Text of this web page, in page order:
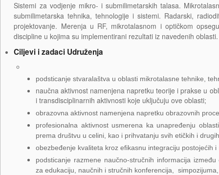
Sistemi za vodjenje mikro- i submilimetarskih talasa.
submilimetarska tehnika, tehnologije i sistemi. Radarski,
projektovanje. Merenja u RF, mikrotalasnom i optičkom
discipline u kojima su implementirani rezultati iz navedenih oblasti.
Ciljevi i zadaci Udruženja
podsticanje stvaralaštva u oblasti mikrotalasne tehnike,
naučna aktivnost namenjena napretku teorije i prakse u
i transdisciplinarnih aktivnosti koje uključuju ove oblasti;
obrazovna aktivnost namenjena napretku obrazovnih
profesionalna aktivnost usmerena ka unapređenju
prema društvu u celini, kao i prihvatanju svih etičkih i
obezbeđenje kvaliteta kroz efikasnu integraciju postojećih
podsticanje razmene naučno-stručnih informacija
za edukaciju, naučnih i stručnih konferencija,